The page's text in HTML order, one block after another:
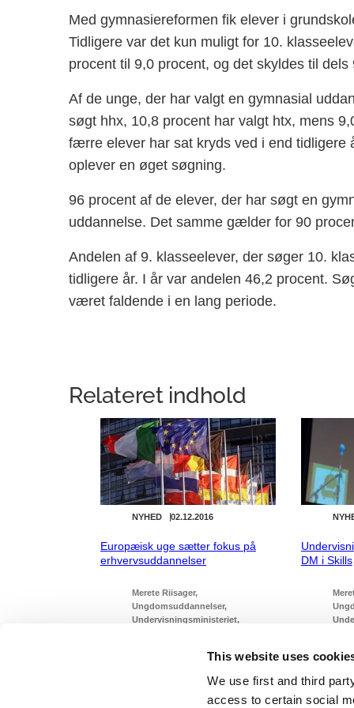
This website uses
We use first and third
access to certain social
Med gymnasiereformen fik elever i
Tidligere var det kun muligt for 10.
procent til 9,0 procent, og det skyldes til
Af de unge, der har valgt en gymnasial
søgt hhx, 10,8 procent har valgt htx, mens
færre elever har sat kryds ved i end tidligere
oplever en øget søgning.
96 procent af de elever, der har søgt en
uddannelse. Det samme gælder for 90
Andelen af 9. klasseelever, der søger 10.
tidligere år. I år var andelen 46,2 procent.
været faldende i en lang periode.
Relateret indhold
02.12.2016
NYHED
Europæisk uge sætter fokus på
erhvervsuddannelser
Merete Riisager
Ungdomsuddannelser
Undervisningsministeriet
DM i Skills